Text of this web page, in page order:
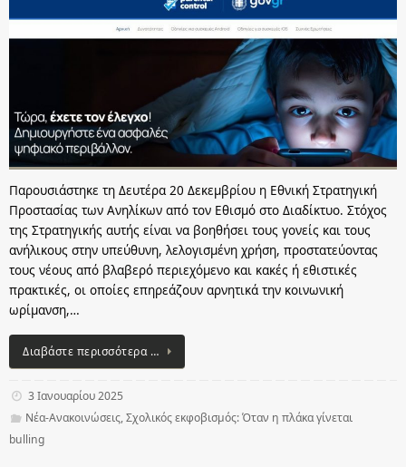
Παρουσιάστηκε τη Δευτέρα 20 Δεκεμβρίου η Εθνική Στρατηγική
Προστασίας των Ανηλίκων από τον Εθισμό στο Διαδίκτυο. Στόχος
της Στρατηγικής αυτής είναι να βοηθήσει τους γονείς και τους
ανήλικους στην υπεύθυνη, λελογισμένη χρήση, προστατεύοντας
τους νέους από βλαβερό περιεχόμενο και κακές ή εθιστικές
πρακτικές, οι οποίες επηρεάζουν αρνητικά την κοινωνική
ωρίμανση,…
Διαβάστε περισσότερα …
3 Ιανουαρίου 2025
Νέα-Ανακοινώσεις,Σχολικός εκφοβισμός: Όταν η πλάκα γίνεται
bulling